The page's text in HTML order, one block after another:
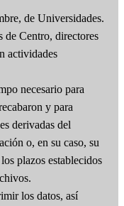
de Universidades.
de Centro, directores
actividades
necesario para
y para
derivadas del
o, en su caso, su
plazos establecidos
los datos, así